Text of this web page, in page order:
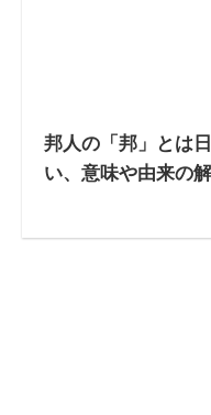
邦人の「邦」とは
い、意味や由来の